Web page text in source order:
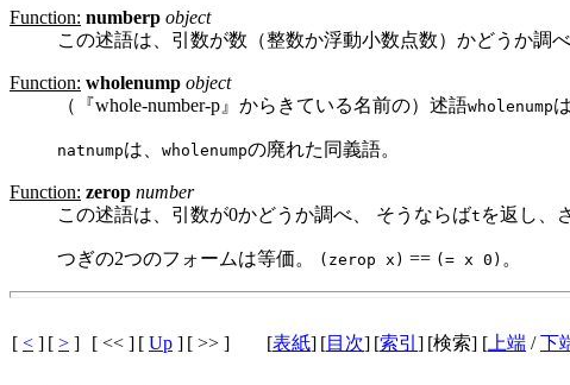
Function: numberp object
この述語は、引数が数（整数か浮動小数点数）かどうか調
Function: wholenump object
（『whole-number-p』からきている名前の）述語wholenump
natnumpは、 wholenumpの廃れた同義語。
Function: zerop number
この述語は、引数が0かどうか調べ、 そうならばt を返し、
つぎの2つのフォームは等価。 (zerop x) == (= x 0) 。
[ < ] [ > ] [ << ] [ Up ] [ >> ] [表紙] [目次] [索引 ] [検索] [ 上端 /下